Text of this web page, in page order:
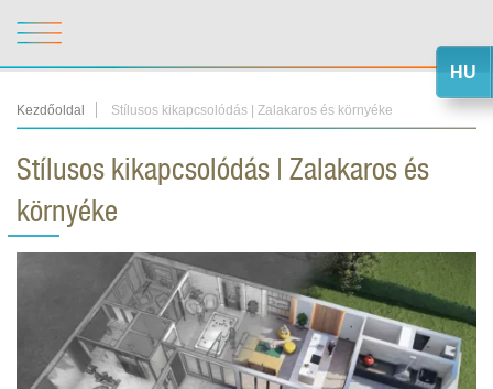
Kezdőoldal Stílusos kikapcsolódás | Zalakaros és környéke
Stílusos kikapcsolódás | Zalakaros és
környéke
HU